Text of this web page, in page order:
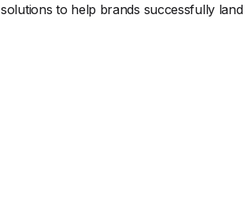
to help brands successfully land